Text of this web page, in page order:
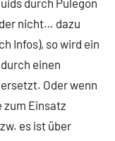
nicht… dazu
Infos), so wird ein
einen
Oder wenn
Einsatz
es ist über